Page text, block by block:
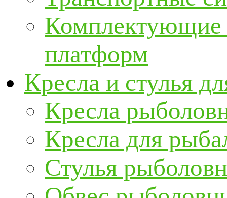
Комплектующие
платформ
Кресла и стулья
Кресла
Кресла для
Стулья